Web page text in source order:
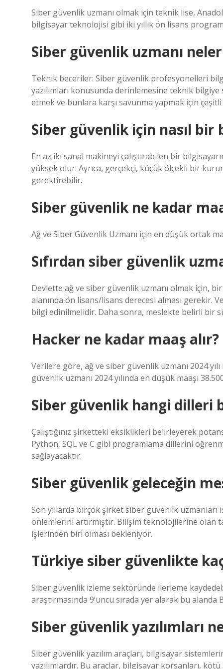
Siber güvenlik uzmanı olmak için teknik lise,
bilgisayar teknolojisi gibi iki yıllık ön lisans
Siber güvenlik uzmanı
Teknik beceriler: Siber güvenlik profesyonelleri
yazılımları konusunda derinlemesine teknik bilgiye
etmek ve bunlara karşı savunma yapmak için
Siber güvenlik için nasıl
En az iki sanal makineyi çalıştırabilen bir
yüksek olur. Ayrıca, gerçekçi, küçük ölçekli bir
gerektirebilir.
Siber güvenlik ne kadar
Ağ ve Siber Güvenlik Uzmanı için en düşük ortak
Sıfırdan siber güvenlik
Devlette ağ ve siber güvenlik uzmanı olmak için,
alanında ön lisans/lisans derecesi alması gerekir.
bilgi edinilmelidir. Daha sonra, meslekte belirli bir
Hacker ne kadar maaş alır?
Verilere göre, ağ ve siber güvenlik uzmanı 2024
güvenlik uzmanı 2024 yılında en düşük maaşı
Siber güvenlik hangi dilleri
Çalıştığınız şirketteki eksiklikleri belirleyerek
Python, SQL ve C gibi programlama dillerini
sağlayacaktır.
Siber güvenlik geleceğin
Son yıllarda birçok şirket siber güvenlik
önlemlerini artırmıştır. Bilişim teknolojilerine olan
işlerinden biri olması bekleniyor.
Türkiye siber güvenlikte
Siber güvenlik izleme sektöründe ilerleme
araştırmasında 9’uncu sırada yer alarak bu alanda
Siber güvenlik yazılımları
Siber güvenlik yazılım araçları, bilgisayar
yazılımlardır. Bu araçlar, bilgisayar korsanları, kötü